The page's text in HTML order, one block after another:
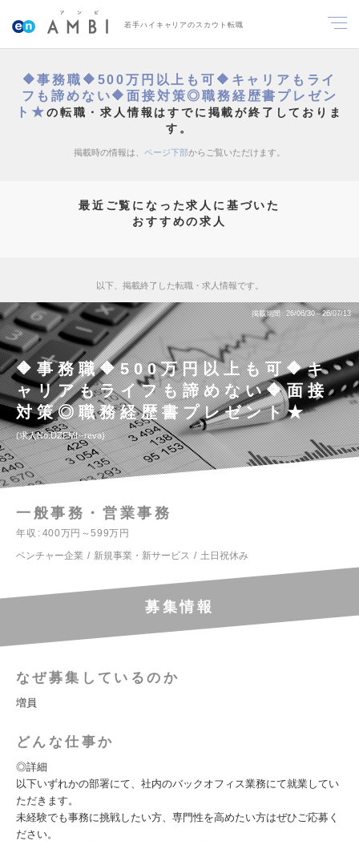
若手ハイキャリアのスカウト転職
🔶事務職🔶500万円以上も可🔶キャリアもライ
フも諦めない🔶面接対策◎職務経歴書プレゼン
ト★の転職・求人情報はすでに掲載が終了しておりま
す。
掲載時の情報は、 ページ下部からご覧いただけます。
最近ご覧になった求人に基づいた
おすすめの求人
以下、掲載終了した転職・求人情報です。
掲載期間 26/06/30～26/07/13
🔶事務職🔶500万円以上も可🔶キ
ャリアもライフも諦めない🔶面接
対策◎職務経歴書プレゼント★
求人No.DZEMI--reva
一般事務・営業事務
年収
400万円～599万円
ベンチャー企業
新規事業・新サービス 土日祝休み
募集情報
なぜ募集しているのか
増員
どんな仕事か
◎詳細
以下いずれかの部署にて、社内のバックオフィス業務にて就業してい
ただきます。
未経験でも事務に挑戦したい方、専門性を高めたい方はぜひご応募く
ださい。